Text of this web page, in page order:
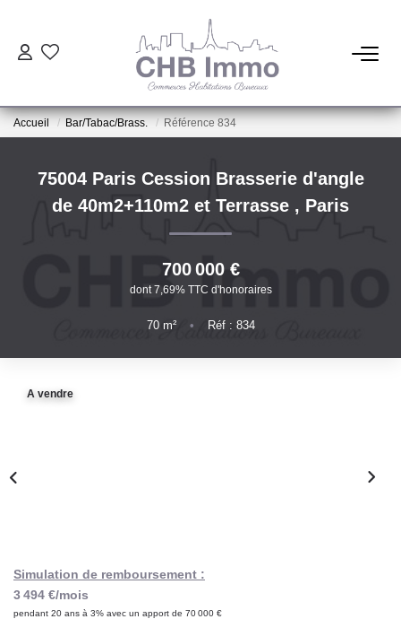
ESTIMATION
CESSIONS DE FONDS
NOTRE AGENCE
Accueil Bar/Tabac/Brass. Référence 834
75004 Paris Cession Brasserie d'angle
de 40m2+110m2 et Terrasse , Paris
700 000 €
dont 7,69% TTC d'honoraires
70m² • Réf : 834
A vendre
Simulation de remboursement :
3 494 €/mois
pendant 20 ans à 3% avec un apport de 70 000 €